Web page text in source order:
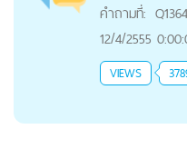
คำถามที่:
12/4/2555
VIEWS